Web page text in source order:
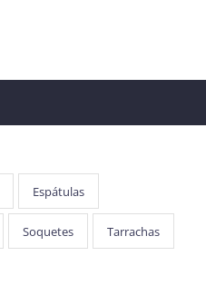
Espátulas
Soquetes Tarrachas